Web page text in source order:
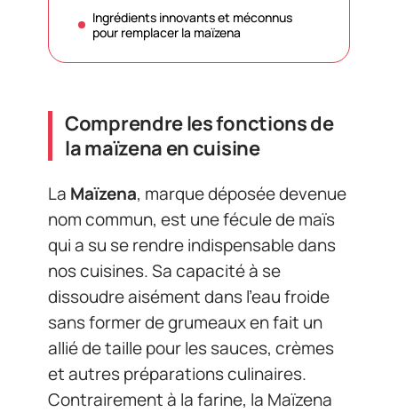
Ingrédients innovants et méconnus
pour remplacer la maïzena
Comprendre les fonctions de
la maïzena en cuisine
La Maïzena, marque déposée devenue
nom commun, est une fécule de maïs
qui a su se rendre indispensable dans
nos cuisines. Sa capacité à se
dissoudre aisément dans l’eau froide
sans former de grumeaux en fait un
allié de taille pour les sauces, crèmes
et autres préparations culinaires.
Contrairement à la farine, la Maïzena